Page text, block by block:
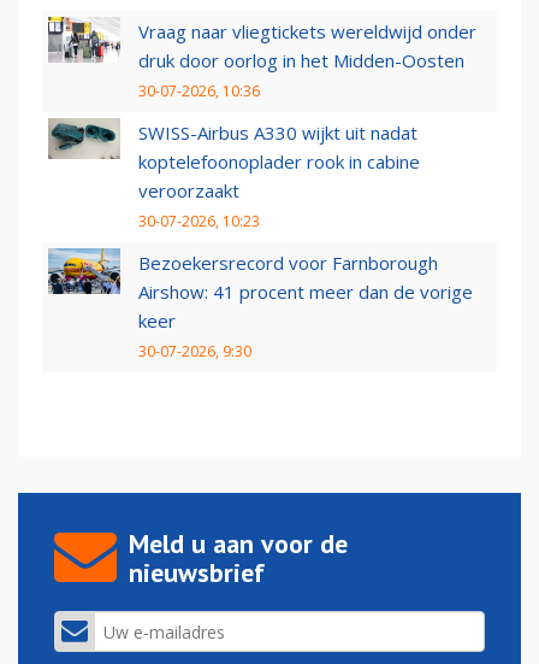
Vraag naar vliegtickets wereldwijd onder
druk door oorlog in het Midden-Oosten
30-07-2026, 10:36
SWISS-Airbus A330 wijkt uit nadat
koptelefoonoplader rook in cabine
veroorzaakt
30-07-2026, 10:23
Bezoekersrecord voor Farnborough
Airshow: 41 procent meer dan de vorige
keer
30-07-2026, 9:30
Meld u aan voor de
nieuwsbrief